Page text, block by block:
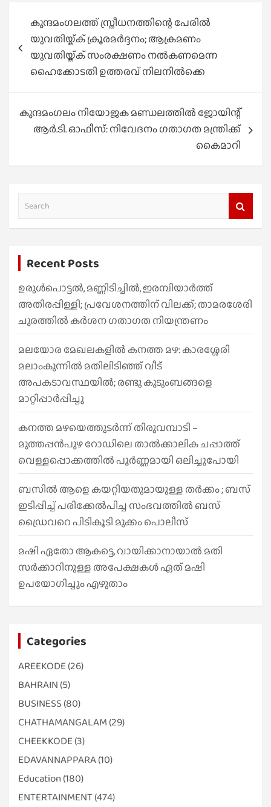
navigation
കുന്ദമംഗലത്ത് സ്ത്രീധനത്തിന്റെ പേരില്‍
യുവതിയ്ക്ക് ക്രൂരമര്‍ദ്ദനം; ആക്രമണം
യുവതിയ്ക്ക് സംരക്ഷണം നല്‍കണമെന്ന
ഹൈക്കോടതി ഉത്തരവ് നിലനില്‍ക്കെ
കുന്ദമംഗലം നിയോജക മണ്ഡലത്തിൽ ജോയിന്റ്
ആർ.ടി. ഓഫീസ്: നിവേദനം ഗതാഗത മന്ത്രിക്ക്
കൈമാറി
h
Recent Posts
ഉരുൾപൊട്ടൽ, മണ്ണിടിച്ചിൽ, ഇരമ്പിയാര്‍ത്ത്
അതിരപ്പിള്ളി; പ്രവേശനത്തിന് വിലക്ക്; താമരശേരി
ചുരത്തില്‍ കര്‍ശന ഗതാഗത നിയന്ത്രണം
മലയോര മേഖലകളിൽ കനത്ത മഴ: കാരശ്ശേരി
മലാംകുന്നിൽ മതിലിടിഞ്ഞ് വീട്
അപകടാവസ്ഥയിൽ; രണ്ടു കുടുംബങ്ങളെ
മാറ്റിപ്പാർപ്പിച്ചു
കനത്ത മഴയെത്തുടർന്ന് തിരുവമ്പാടി –
മുത്തപ്പൻപുഴ റോഡിലെ താൽക്കാലിക ചപ്പാത്ത്
വെള്ളപ്പൊക്കത്തിൽ പൂർണ്ണമായി ഒലിച്ചുപോയി
ബസിൽ ആളെ കയറ്റിയതുമായുള്ള തർക്കം ; ബസ്
ഇടിപ്പിച്ച് പരിക്കേൽപിച്ച സംഭവത്തിൽ ബസ്
ഡ്രൈവറെ പിടികൂടി മുക്കം പൊലീസ്
മഷി ഏതോ ആകട്ടെ, വായിക്കാനായാൽ മതി​
സർക്കാറിനുള്ള അപേക്ഷകൾ ഏത് മഷി
ഉപയോഗിച്ചും എഴുതാം
Categories
AREEKODE (26)
BAHRAIN (5)
BUSINESS (80)
CHATHAMANGALAM (29)
CHEEKKODE (3)
EDAVANNAPPARA(10)
Education (180)
ENTERTAINMENT(474)